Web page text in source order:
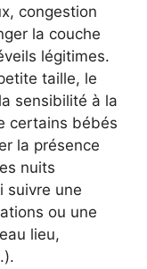
congestion
la couche
légitimes.
taille, le
sensibilité à la
certains bébés
la présence
nuits
suivre une
ou une
lieu,